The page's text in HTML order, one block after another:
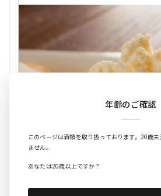
年齢のご確認
このページは酒類を取り扱っております。20歳
ません。
あなたは20歳以上ですか？